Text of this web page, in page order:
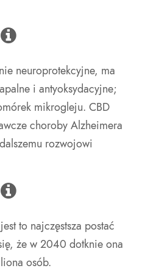
neuroprotekcyjne, ma
i antyoksydacyjne;
mikrogleju. CBD
choroby Alzheimera
rozwojowi
to najczęstsza postać
że w 2040 dotknie ona
osób.